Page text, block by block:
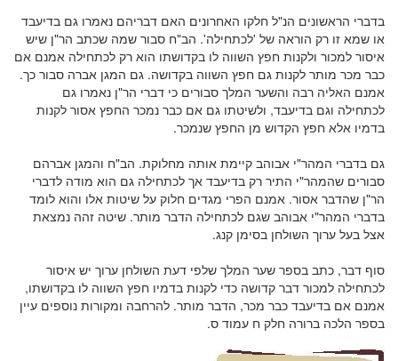
בדברי הראשונים הנ"ל חלקו האחרונים האם דבריהם נאמרו גם בדיעבד
או שמא זו רק הוראה של 'לכתחילה'. הב"ח סבור שמה שכתב הר"ן שיש
איסור למכור ולקנות חפץ השווה לו בקדושתו הוא רק לכתחילה אמנם אם
כבר מכר מותר לקנות גם חפץ השווה בקדושה. גם המגן אברה סבור כך.
אמנם האליה רבה והשער המלך סבורים כי דברי הר"ן נאמרו גם
לכתחילה וגם בדיעבד, ולשיטתו גם אם כבר נמכר החפץ אסור לקנות
בדמיו אלא חפץ הקדוש מן החפץ שנמכר.
גם בדברי המהר"י אבוהב קיימת אותה מחלוקת. הב"ח והמגן אברהם
סבורים שהמהר"י התיר רק בדיעבד אך לכתחילה גם הוא מודה לדברי
הר"ן שהדבר אסור. אמנם הפרי מגדים חלוק על שיטות אלו והוא לומד
בדברי המהר"י אבוהב שגם לכתחילה הדבר מותר. שיטה זהה נמצאת
אצל בעל ערוך השולחן בסימן קנג.
סוף דבר, כתב בספר שער המלך שלפי דעת השולחן ערוך יש איסור
לכתחילה למכור דבר קדושה כדי לקנות בדמיו חפץ השווה לו בקדושתו,
אמנם אם בדיעבד כבר מכר, הדבר מותר. להרחבה ומקורות נוספים עיין
בספר הלכה ברורה חלק ח עמוד ס.